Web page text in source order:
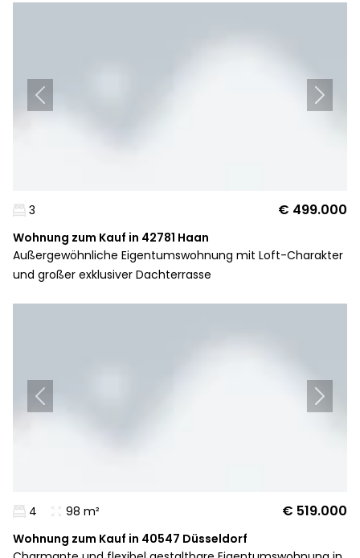
3 € 499.000
Wohnung zum Kauf in 42781 Haan
Außergewöhnliche Eigentumswohnung mit Loft-Charakter
und großer exklusiver Dachterrasse
4 98 m² € 519.000
Wohnung zum Kauf in 40547 Düsseldorf